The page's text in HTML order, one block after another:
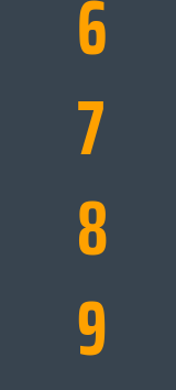
6
7
8
9